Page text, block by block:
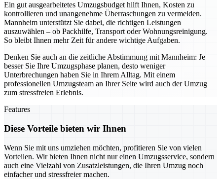
Ein gut ausgearbeitetes Umzugsbudget hilft Ihnen, Kosten zu
kontrollieren und unangenehme Überraschungen zu vermeiden.
Mannheim unterstützt Sie dabei, die richtigen Leistungen
auszuwählen – ob Packhilfe, Transport oder Wohnungsreinigung.
So bleibt Ihnen mehr Zeit für andere wichtige Aufgaben.
Denken Sie auch an die zeitliche Abstimmung mit Mannheim: Je
besser Sie Ihre Umzugsphase planen, desto weniger
Unterbrechungen haben Sie in Ihrem Alltag. Mit einem
professionellen Umzugsteam an Ihrer Seite wird auch der Umzug
zum stressfreien Erlebnis.
Features
Diese Vorteile bieten wir Ihnen
Wenn Sie mit uns umziehen möchten, profitieren Sie von vielen
Vorteilen. Wir bieten Ihnen nicht nur einen Umzugsservice, sondern
auch eine Vielzahl von Zusatzleistungen, die Ihren Umzug noch
einfacher und stressfreier machen.